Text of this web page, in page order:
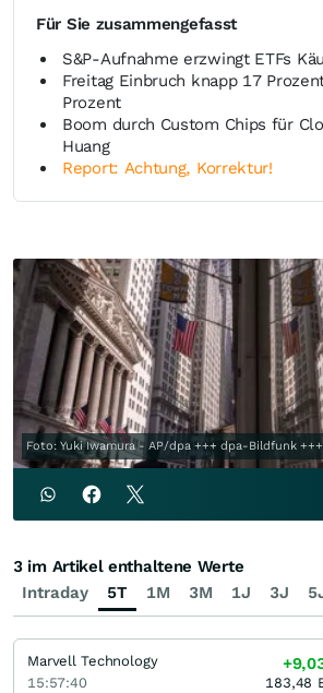
Für Sie zusammengefasst
S&P-Aufnahme erzwingt ETFs
Freitag Einbruch knapp 17
Prozent
Boom durch Custom Chips für
Huang
Report: Achtung, Korrektur!
Foto: Yuki Iwamura - AP/dpa +++ dpa-Bildfunk +++
Intraday 5T 1M 3M 1J 3J
3 im Artikel enthaltene Werte
Marvell Technology
15:57:40
183,48